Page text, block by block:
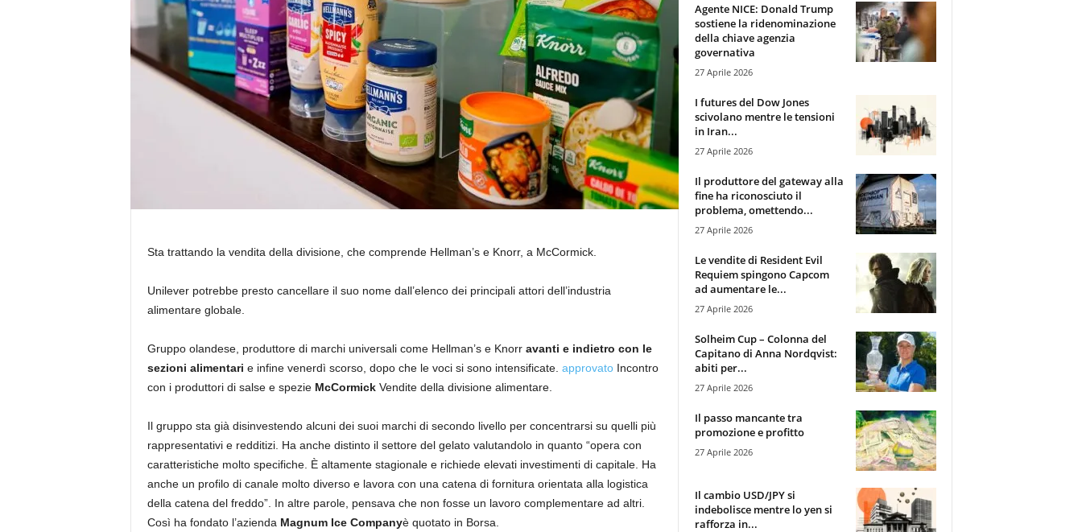
Sta trattando la vendita della divisione, che comprende Hellman’s e Knorr, a McCormick.
Unilever potrebbe presto cancellare il suo nome dall’elenco dei principali attori dell’industria
alimentare globale.
Gruppo olandese, produttore di marchi universali come Hellman’s e Knorr avanti e indietro con le
sezioni alimentari e infine venerdì scorso, dopo che le voci si sono intensificate. approvato Incontro
con i produttori di salse e spezie McCormick Vendite della divisione alimentare.
Il gruppo sta già disinvestendo alcuni dei suoi marchi di secondo livello per concentrarsi su quelli più
rappresentativi e redditizi. Ha anche distinto il settore del gelato valutandolo in quanto “opera con
caratteristiche molto specifiche. È altamente stagionale e richiede elevati investimenti di capitale. Ha
anche un profilo di canale molto diverso e lavora con una catena di fornitura orientata alla logistica
della catena del freddo”. In altre parole, pensava che non fosse un lavoro complementare ad altri.
Così ha fondato l’azienda Magnum Ice Companyè quotato in Borsa.
Agente NICE: Donald Trump
sostiene la ridenominazione
della chiave agenzia
governativa
27 Aprile 2026
I futures del Dow Jones
scivolano mentre le tensioni
in Iran...
27 Aprile 2026
Il produttore del gateway alla
fine ha riconosciuto il
problema, omettendo...
27 Aprile 2026
Le vendite di Resident Evil
Requiem spingono Capcom
ad aumentare le...
27 Aprile 2026
Solheim Cup – Colonna del
Capitano di Anna Nordqvist:
abiti per...
27 Aprile 2026
Il passo mancante tra
promozione e profitto
27 Aprile 2026
Il cambio USD/JPY si
indebolisce mentre lo yen si
rafforza in...